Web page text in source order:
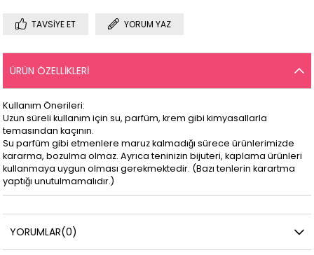
TAVSIYE ET YORUM YAZ
ÜRÜN ÖZELLIKLERI
Kullanım Önerileri:
Uzun süreli kullanım için su, parfüm, krem gibi kimyasallarla
temasından kaçının.
Su parfüm gibi etmenlere maruz kalmadığı sürece ürünlerimizde
kararma, bozulma olmaz. Ayrıca teninizin bijuteri, kaplama ürünleri
kullanmaya uygun olması gerekmektedir. (Bazı tenlerin karartma
yaptığı unutulmamalıdır.)
YORUMLAR(0)